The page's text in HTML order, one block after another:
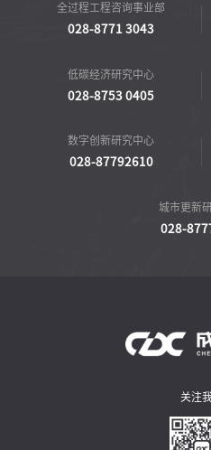
全过程工程咨询事业部
028-8771 3043
低碳经济研究中心
028-8753 0405
数字创新研究中心
028-87792610
城市更新
028-
关注我